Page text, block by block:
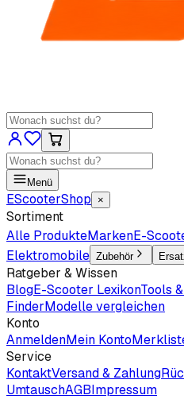
Menü
EScooterShop ×
Sortiment
Alle ProdukteMarkenE-
Elektromobile Zubehör
Ratgeber & Wissen
BlogE-Scooter LexikonTools
FinderModelle vergleichen
Konto
AnmeldenMein Konto
Service
KontaktVersand & Zahlung
UmtauschAGBImpressum